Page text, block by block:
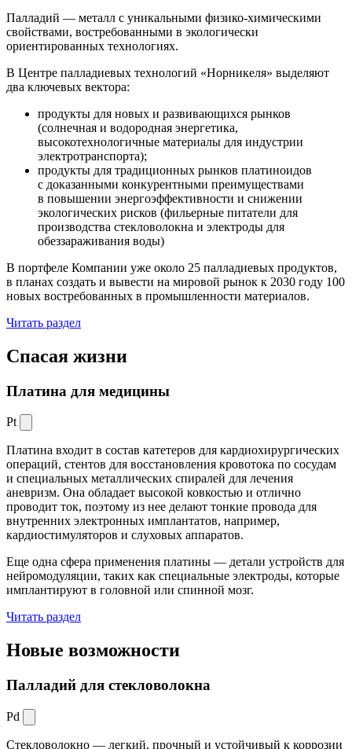
Палладий — металл с уникальными физико-химическими
свойствами, востребованными в экологически
ориентированных технологиях.
В Центре палладиевых технологий «Норникеля» выделяют
два ключевых вектора:
продукты для новых и развивающихся рынков
(солнечная и водородная энергетика,
высокотехнологичные материалы для индустрии
электротранспорта);
продукты для традиционных рынков платиноидов
с доказанными конкурентными преимуществами
в повышении энергоэффективности и снижении
экологических рисков (фильерные питатели для
производства стекловолокна и электроды для
обеззараживания воды)
В портфеле Компании уже около 25 палладиевых продуктов,
в планах создать и вывести на мировой рынок к 2030 году 100
новых востребованных в промышленности материалов.
Читать раздел
Спасая жизни
Платина для медицины
Pt
Платина входит в состав катетеров для кардиохирургических
операций, стентов для восстановления кровотока по сосудам
и специальных металлических спиралей для лечения
аневризм. Она обладает высокой ковкостью и отлично
проводит ток, поэтому из нее делают тонкие провода для
внутренних электронных имплантатов, например,
кардиостимуляторов и слуховых аппаратов.
Еще одна сфера применения платины — детали устройств для
нейромодуляции, таких как специальные электроды, которые
имплантируют в головной или спинной мозг.
Читать раздел
Новые возможности
Палладий для стекловолокна
Pd
Стекловолокно — легкий, прочный и устойчивый к коррозии